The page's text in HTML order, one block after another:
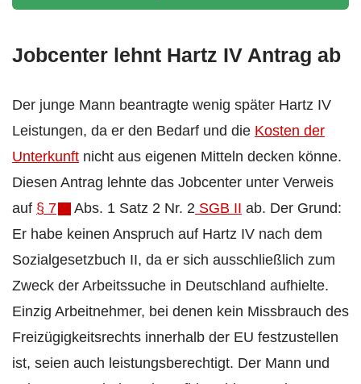
Jobcenter lehnt Hartz IV Antrag ab
Der junge Mann beantragte wenig später Hartz IV
Leistungen, da er den Bedarf und die Kosten der
Unterkunft nicht aus eigenen Mitteln decken könne.
Diesen Antrag lehnte das Jobcenter unter Verweis
auf § 7 Abs. 1 Satz 2 Nr. 2 SGB II ab. Der Grund:
Er habe keinen Anspruch auf Hartz IV nach dem
Sozialgesetzbuch II, da er sich ausschließlich zum
Zweck der Arbeitssuche in Deutschland aufhielte.
Einzig Arbeitnehmer, bei denen kein Missbrauch des
Freizügigkeitsrechts innerhalb der EU festzustellen
ist, seien auch leistungsberechtigt. Der Mann und